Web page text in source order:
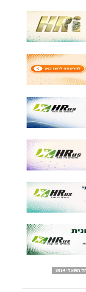
משאבי אנוש